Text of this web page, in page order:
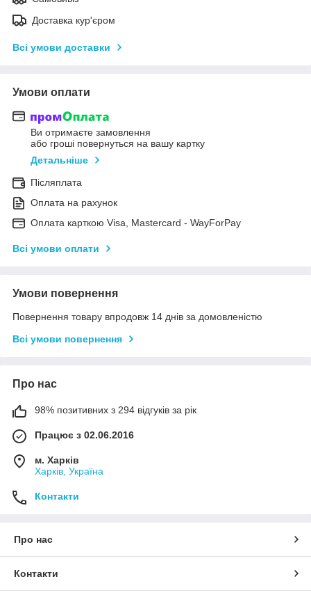
Доставка кур'єром
Всі умови доставки
Умови оплати
Ви отримаєте замовлення
або гроші повернуться на вашу картку
Детальніше
Післяплата
Оплата на рахунок
Оплата карткою Visa, Mastercard - WayForPay
Всі умови оплати
Умови повернення
Повернення товару впродовж 14 днів за домовленістю
Всі умови повернення
Про нас
98% позитивних з 294 відгуків за рік
Працює з 02.06.2016
м. Харків
Харків, Україна
Контакти
Про нас
Контакти